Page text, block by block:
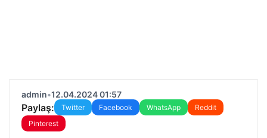
admin•12.04.2024 01:57
Paylaş: Twitter Facebook WhatsApp
Reddit
Pinterest